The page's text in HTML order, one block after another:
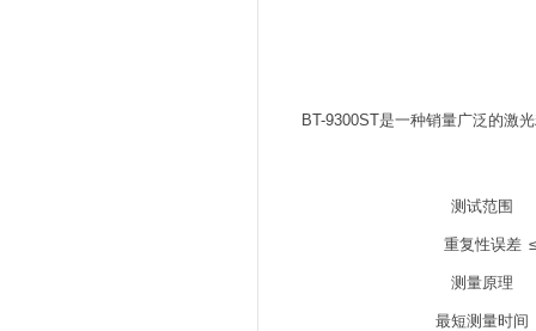
BT-9300ST是一种销量广泛的激
测试范围
重复性误差
测量原理
最短测量时间